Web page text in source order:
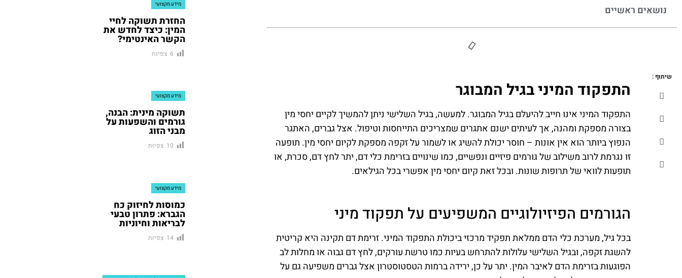
נושאים ראשיים
שיתוף :
התפקוד המיני בגיל המבוגר
התפקוד המיני אינו חייב להיעלם בגיל המבוגר. למעשה, בגיל השלישי ניתן להמשיך לקיים יחסי מין
בצורה מספקת ומהנה, אך לעיתים ישנם אתגרים שמצריכים התייחסות וטיפול. אצל גברים, האתגר
הנפוץ ביותר הוא אין אונות – חוסר יכולת להשיג או לשמור על זקפה מספקת לקיום יחסי מין. תופעה
זו נגרמת לרוב משילוב של גורמים פיזיים ונפשיים, כמו שינויים בזרימת כלי דם, יתר לחץ דם, סכרת, או
תופעות לוואי של תרופות שונות. ובכל זאת קיום יחסי מין אפשרי בכל הגילאים.
הגורמים הפיזיולוגיים המשפיעים על תפקוד מיני
בכל גיל, מערכת כלי הדם ממלאת תפקיד מרכזי ביכולת התפקוד המיני. זרימת דם תקינה היא קריטית
להשגת זקפה, ובגיל השלישי עלולות להתרחש בעיות כמו טרשת עורקים, לחץ דם גבוה או מחלות לב
הפוגעות בזרימת הדם לאיבר המין. יתר על כן, ירידה ברמות הטסטוסטרון אצל גברים משפיעה גם על
מידע מקצועי
החזרת תשוקה לחיי
המין: כיצד לחדש את
הקשר האינטימי?
6 צפיות
מידע מקצועי
תשוקה מינית: הבנה,
גורמים והשפעות על
מבני הזוג
10 צפיות
מידע מקצועי
כמוסות לחיזוק כח
הגברא: פתרון טבעי
לבריאות וחיוניות
14 צפיות